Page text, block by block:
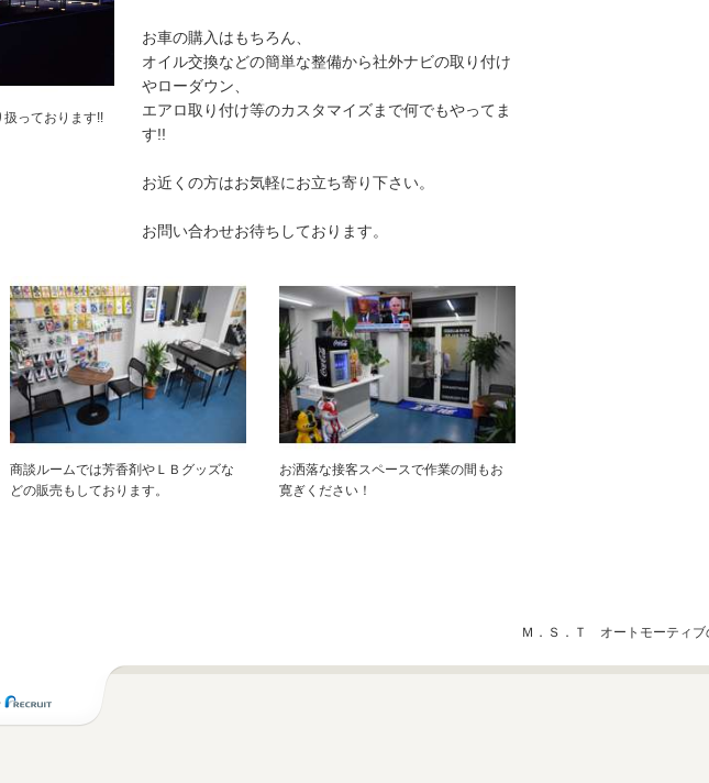
っております!!
お車の購入はもちろん、
オイル交換などの簡単な整備から社外ナビの取り付け
やローダウン、
エアロ取り付け等のカスタマイズまで何でもやってま
す!!
お近くの方はお気軽にお立ち寄り下さい。
お問い合わせお待ちしております。
商談ルームでは芳香剤やＬＢグッズな
どの販売もしております。
お洒落な接客スペースで作業の間もお
寛ぎください！
Ｍ．Ｓ．Ｔ オートモーティブ